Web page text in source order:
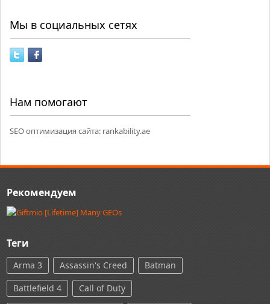
Мы в социальных сетях
Нам помогают
SEO оптимизация сайта: rankability.ae
Рекомендуем
Теги
Arma 3 Assassin's Creed
Batman
Battlefield 4
Call of Duty